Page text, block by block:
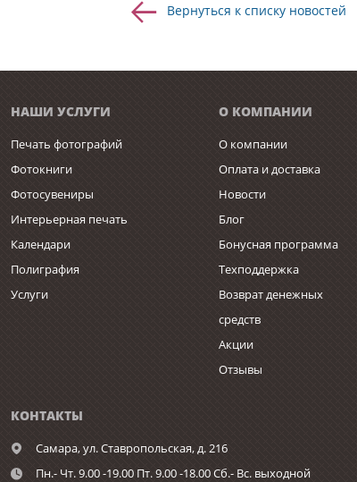
Вернуться к списку новостей
НАШИ УСЛУГИ
Печать фотографий
Фотокниги
Фотосувениры
Интерьерная печать
Календари
Полиграфия
Услуги
О КОМПАНИИ
О компании
Оплата и доставка
Новости
Блог
Бонусная программа
Техподдержка
Возврат денежных
средств
Акции
Отзывы
КОНТАКТЫ
Самара,ул. Ставропольская, д. 216
Пн.- Чт. 9.00 -19.00 Пт. 9.00 -18.00 Сб.- Вс. выходной